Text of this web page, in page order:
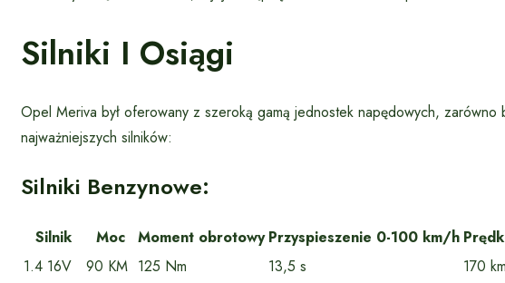
Silniki I Osiągi
Opel Meriva był oferowany z szeroką gamą jednostek napędowych,
najważniejszych silników:
Silniki Benzynowe:
Silnik Moc Moment obrotowy Przyspieszenie 0-100 km/h
1.4 16V
90 KM 125 Nm 13,5 s
170